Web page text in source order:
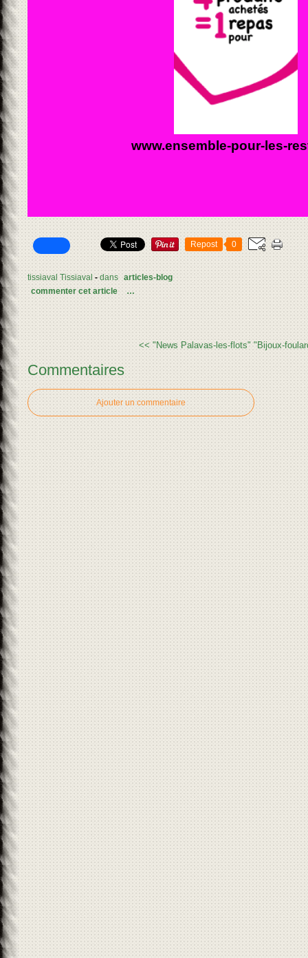
www.ensemble-pour-les-
Repost 0
tissiaval Tissiaval -dans articles-blog
commenter cet article
…
<< "News Palavas-les-flots" "Bijoux-
Commentaires
Ajouter un commentaire